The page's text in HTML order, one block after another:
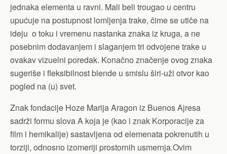
jednaka elementa u ravni. Mali beli trougao u centru
upućuje na postupnost lomljenja trake, čime se utiče na
ideju o toku i vremenu nastanka znaka iz kruga, a ne
posebnim dodavanjem i slaganjem tri odvojene trake u
ovakav vizuelni poredak. Konačno značenje ovog znaka
sugeriše i fleksibilnost blende u smislu širi-uži otvor kao
pogled na (u) svet.
Znak fondacije Hoze Marija Aragon iz Buenos Ajresa
sadrži formu slova A koja je (kao i znak Korporacije za
film i hemikalije) sastavljena od elemenata pokrenutih u
torziji, odnosno izomeriji prostornih usmernja.Ovim